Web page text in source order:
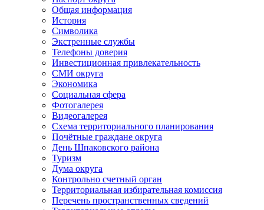
Общая информация
История
Символика
Экстренные службы
Телефоны доверия
Инвестиционная привлекательность
СМИ округа
Экономика
Социальная сфера
Фотогалерея
Видеогалерея
Схема территориального планирования
Почётные граждане округа
День Шпаковского района
Туризм
Дума округа
Контрольно счетный орган
Территориальная избирательная комиссия
Перечень пространственных сведений